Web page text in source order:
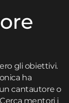
gli obiettivi.
ha
cantautore o
mentori i